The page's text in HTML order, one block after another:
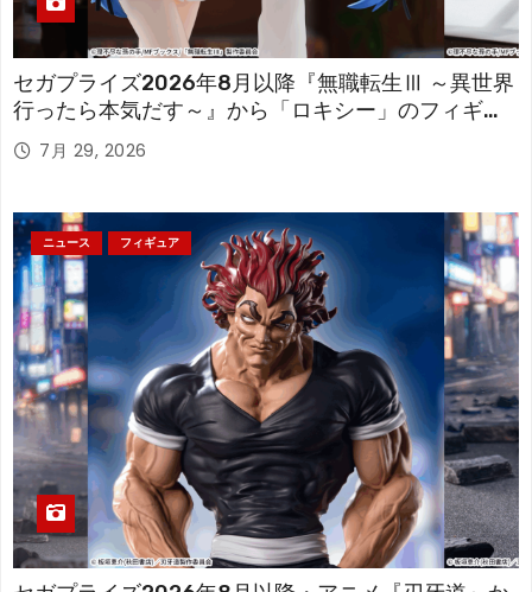
セガプライズ2026年8月以降『無職転生Ⅲ ～異世界
行ったら本気だす～』から「ロキシー」のフィギュ
アが登場！
7月 29, 2026
ニュース フィギュア